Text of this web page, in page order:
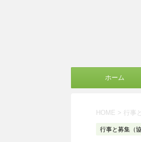
ホーム
HOME > 行事
行事と募集（